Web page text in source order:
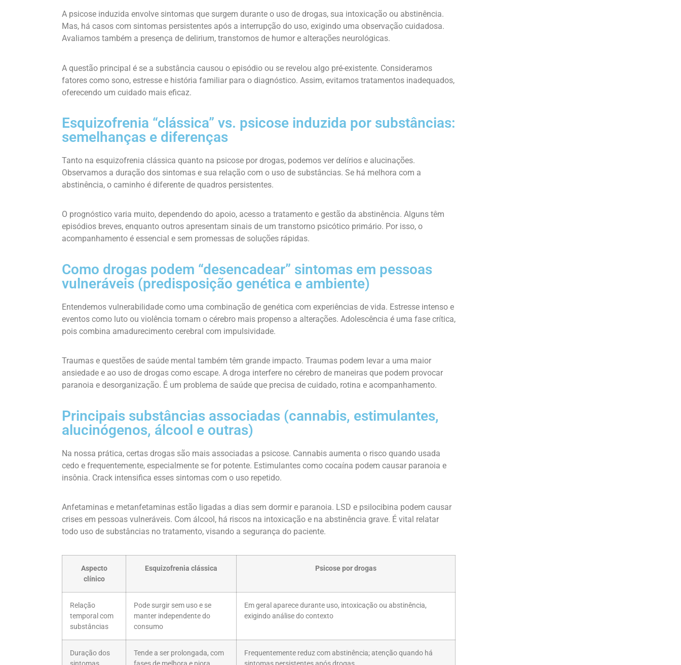
A psicose induzida envolve sintomas que surgem durante o uso de drogas, sua intoxicação ou abstinência.
Mas, há casos com sintomas persistentes após a interrupção do uso, exigindo uma observação cuidadosa.
Avaliamos também a presença de delirium, transtornos de humor e alterações neurológicas.
A questão principal é se a substância causou o episódio ou se revelou algo pré-existente. Consideramos
fatores como sono, estresse e história familiar para o diagnóstico. Assim, evitamos tratamentos inadequados,
oferecendo um cuidado mais eficaz.
Esquizofrenia “clássica” vs. psicose induzida por substâncias:
semelhanças e diferenças
Tanto na esquizofrenia clássica quanto na psicose por drogas, podemos ver delírios e alucinações.
Observamos a duração dos sintomas e sua relação com o uso de substâncias. Se há melhora com a
abstinência, o caminho é diferente de quadros persistentes.
O prognóstico varia muito, dependendo do apoio, acesso a tratamento e gestão da abstinência. Alguns têm
episódios breves, enquanto outros apresentam sinais de um transtorno psicótico primário. Por isso, o
acompanhamento é essencial e sem promessas de soluções rápidas.
Como drogas podem “desencadear” sintomas em pessoas
vulneráveis (predisposição genética e ambiente)
Entendemos vulnerabilidade como uma combinação de genética com experiências de vida. Estresse intenso e
eventos como luto ou violência tornam o cérebro mais propenso a alterações. Adolescência é uma fase crítica,
pois combina amadurecimento cerebral com impulsividade.
Traumas e questões de saúde mental também têm grande impacto. Traumas podem levar a uma maior
ansiedade e ao uso de drogas como escape. A droga interfere no cérebro de maneiras que podem provocar
paranoia e desorganização. É um problema de saúde que precisa de cuidado, rotina e acompanhamento.
Principais substâncias associadas (cannabis, estimulantes,
alucinógenos, álcool e outras)
Na nossa prática, certas drogas são mais associadas a psicose. Cannabis aumenta o risco quando usada
cedo e frequentemente, especialmente se for potente. Estimulantes como cocaína podem causar paranoia e
insônia. Crack intensifica esses sintomas com o uso repetido.
Anfetaminas e metanfetaminas estão ligadas a dias sem dormir e paranoia. LSD e psilocibina podem causar
crises em pessoas vulneráveis. Com álcool, há riscos na intoxicação e na abstinência grave. É vital relatar
todo uso de substâncias no tratamento, visando a segurança do paciente.
Aspecto
clínico
Esquizofrenia clássica Psicose por drogas
Relação
temporal com
substâncias
Pode surgir sem uso e se
manter independente do
consumo
Em geral aparece durante uso, intoxicação ou abstinência,
exigindo análise do contexto
Duração dos
Tende a ser prolongada, com
Frequentemente reduz com abstinência; atenção quando há